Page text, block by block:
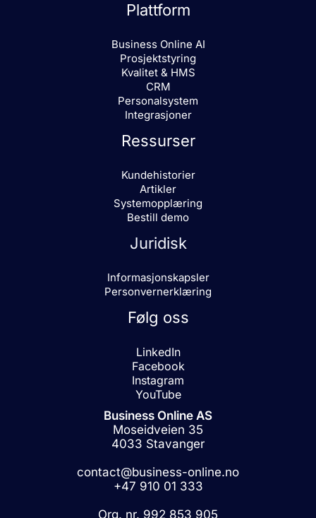
Plattform
Business Online AI
Prosjektstyring
Kvalitet & HMS
CRM
Personalsystem
Integrasjoner
Ressurser
Kundehistorier
Artikler
Systemopplæring
Bestill demo
Juridisk
Informasjonskapsler
Personvernerklæring
Følg oss
LinkedIn
Facebook
Instagram
YouTube
Business Online AS
Moseidveien 35
4033 Stavanger
contact@business-online.no
+47 910 01 333
Org. nr. 992 853 905